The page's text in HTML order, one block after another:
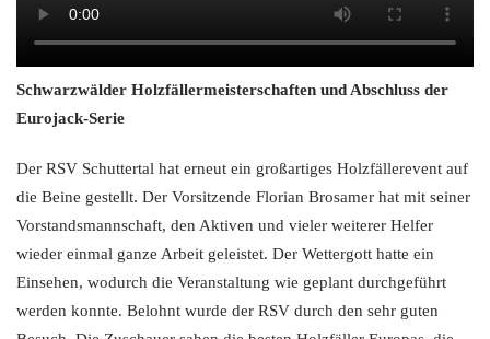
Schwarzwälder Holzfällermeisterschaften und Abschluss der
Eurojack-Serie
Der RSV Schuttertal hat erneut ein großartiges Holzfällerevent auf
die Beine gestellt. Der Vorsitzende Florian Brosamer hat mit seiner
Vorstandsmannschaft, den Aktiven und vieler weiterer Helfer
wieder einmal ganze Arbeit geleistet. Der Wettergott hatte ein
Einsehen, wodurch die Veranstaltung wie geplant durchgeführt
werden konnte. Belohnt wurde der RSV durch den sehr guten